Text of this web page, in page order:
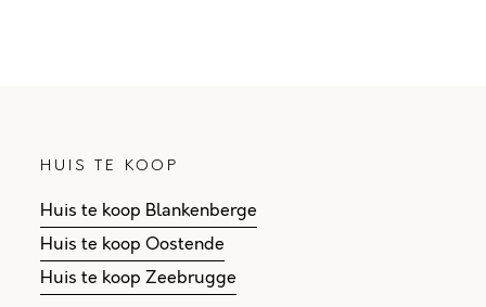
HUIS TE KOOP
Huis te koop Blankenberge
Huis te koop Oostende
Huis te koop Zeebrugge